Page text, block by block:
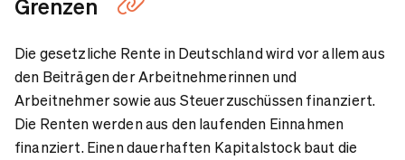
Grenzen
Die gesetzliche Rente in Deutschland wird vor allem aus
den Beiträgen der Arbeitnehmerinnen und
Arbeitnehmer sowie aus Steuerzuschüssen finanziert.
Die Renten werden aus den laufenden Einnahmen
finanziert. Einen dauerhaften Kapitalstock baut die